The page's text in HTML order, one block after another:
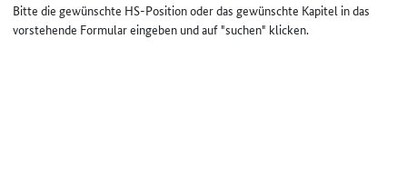
Bitte die gewünschte HS-Position oder das gewünschte Kapitel in das
vorstehende Formular eingeben und auf "suchen" klicken.